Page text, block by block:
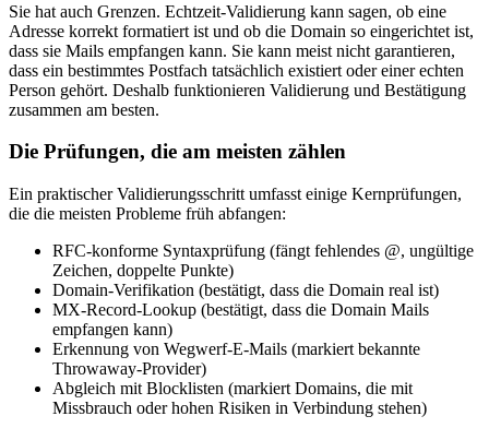
Sie hat auch Grenzen. Echtzeit‑Validierung kann sagen, ob eine
Adresse korrekt formatiert ist und ob die Domain so eingerichtet ist,
dass sie Mails empfangen kann. Sie kann meist nicht garantieren,
dass ein bestimmtes Postfach tatsächlich existiert oder einer echten
Person gehört. Deshalb funktionieren Validierung und Bestätigung
zusammen am besten.
Die Prüfungen, die am meisten zählen
Ein praktischer Validierungsschritt umfasst einige Kernprüfungen,
die die meisten Probleme früh abfangen:
RFC‑konforme Syntaxprüfung (fängt fehlendes @, ungültige
Zeichen, doppelte Punkte)
Domain‑Verifikation (bestätigt, dass die Domain real ist)
MX‑Record‑Lookup (bestätigt, dass die Domain Mails
empfangen kann)
Erkennung von Wegwerf‑E‑Mails (markiert bekannte
Throwaway‑Provider)
Abgleich mit Blocklisten (markiert Domains, die mit
Missbrauch oder hohen Risiken in Verbindung stehen)